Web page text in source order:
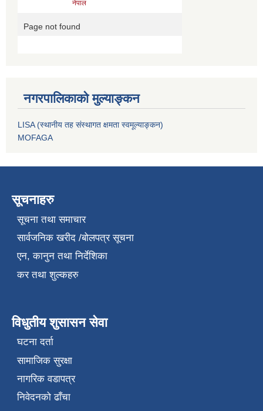
नगरपालिकाको मुल्याङ्कन
LISA (स्थानीय तह संस्थागत क्षमता स्वमूल्याङ्कन)
MOFAGA
सूचनाहरु
सूचना तथा समाचार
सार्वजनिक खरीद /बोलपत्र सूचना
एन, कानुन तथा निर्देशिका
कर तथा शुल्कहरु
विधुतीय शुसासन सेवा
घटना दर्ता
सामाजिक सुरक्षा
नागरिक वडापत्र
निवेदनको ढाँचा